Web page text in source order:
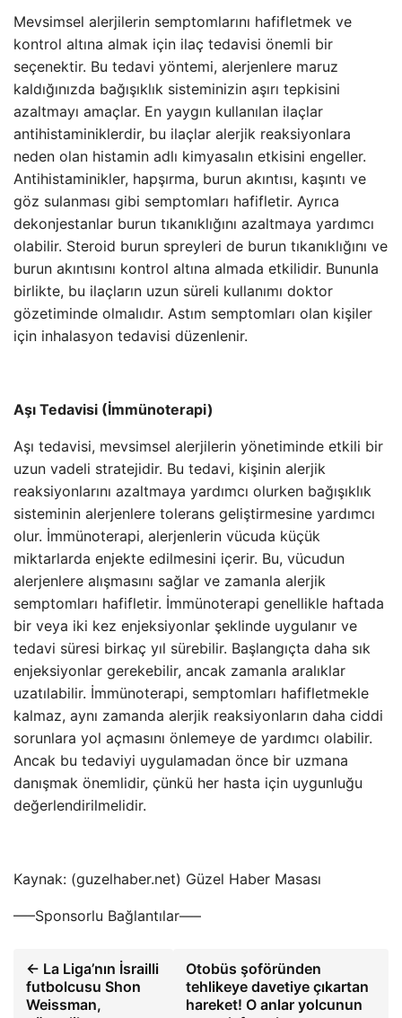
Mevsimsel alerjilerin semptomlarını hafifletmek ve
kontrol altına almak için ilaç tedavisi önemli bir
seçenektir. Bu tedavi yöntemi, alerjenlere maruz
kaldığınızda bağışıklık sisteminizin aşırı tepkisini
azaltmayı amaçlar. En yaygın kullanılan ilaçlar
antihistaminiklerdir, bu ilaçlar alerjik reaksiyonlara
neden olan histamin adlı kimyasalın etkisini engeller.
Antihistaminikler, hapşırma, burun akıntısı, kaşıntı ve
göz sulanması gibi semptomları hafifletir. Ayrıca
dekonjestanlar burun tıkanıklığını azaltmaya yardımcı
olabilir. Steroid burun spreyleri de burun tıkanıklığını ve
burun akıntısını kontrol altına almada etkilidir. Bununla
birlikte, bu ilaçların uzun süreli kullanımı doktor
gözetiminde olmalıdır. Astım semptomları olan kişiler
için inhalasyon tedavisi düzenlenir.
Aşı Tedavisi (İmmünoterapi)
Aşı tedavisi, mevsimsel alerjilerin yönetiminde etkili bir
uzun vadeli stratejidir. Bu tedavi, kişinin alerjik
reaksiyonlarını azaltmaya yardımcı olurken bağışıklık
sisteminin alerjenlere tolerans geliştirmesine yardımcı
olur. İmmünoterapi, alerjenlerin vücuda küçük
miktarlarda enjekte edilmesini içerir. Bu, vücudun
alerjenlere alışmasını sağlar ve zamanla alerjik
semptomları hafifletir. İmmünoterapi genellikle haftada
bir veya iki kez enjeksiyonlar şeklinde uygulanır ve
tedavi süresi birkaç yıl sürebilir. Başlangıçta daha sık
enjeksiyonlar gerekebilir, ancak zamanla aralıklar
uzatılabilir. İmmünoterapi, semptomları hafifletmekle
kalmaz, aynı zamanda alerjik reaksiyonların daha ciddi
sorunlara yol açmasını önlemeye de yardımcı olabilir.
Ancak bu tedaviyi uygulamadan önce bir uzmana
danışmak önemlidir, çünkü her hasta için uygunluğu
değerlendirilmelidir.
Kaynak: (guzelhaber.net) Güzel Haber Masası
—–Sponsorlu Bağlantılar—–
← La Liga’nın İsrailli
futbolcusu Shon
Weissman,
Otobüs şoföründen
tehlikeye davetiye çıkartan
hareket! O anlar yolcunun